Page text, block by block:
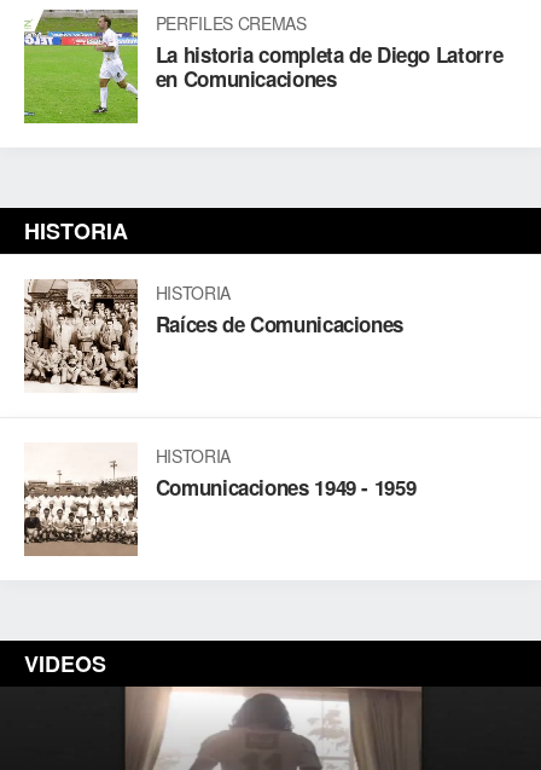
PERFILES CREMAS
La historia completa de Diego Latorre
en Comunicaciones
HISTORIA
HISTORIA
Raíces de Comunicaciones
HISTORIA
Comunicaciones 1949 - 1959
VIDEOS